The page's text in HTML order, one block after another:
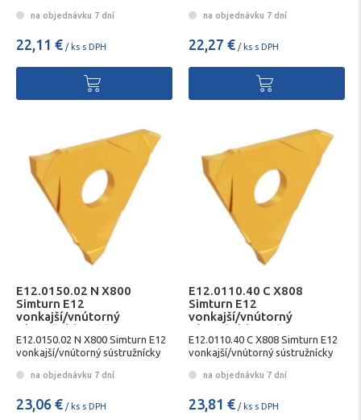
na objednávku 7 dní
22,11 € / ks s DPH
na objednávku 7 dní
22,27 € / ks s DPH
E12.0150.02 N X800
Simturn E12
vonkajší/vnútorný
sústružnícky nôž SIMTEK
E12.0150.02 N X800 Simturn E12
vonkajší/vnútorný sústružnícky
na objednávku 7 dní
23,06 € / ks s DPH
E12.0110.40 C X808
Simturn E12
vonkajší/vnútorný
sústružnícky nôž SIMTEK
E12.0110.40 C X808 Simturn E12
vonkajší/vnútorný sústružnícky
na objednávku 7 dní
23,81 € / ks s DPH